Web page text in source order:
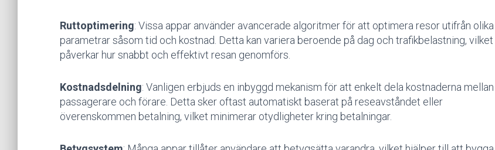
Ruttoptimering: Vissa appar använder avancerade algoritmer för att optimera resor utifrån olika
parametrar såsom tid och kostnad. Detta kan variera beroende på dag och trafikbelastning, vilket
påverkar hur snabbt och effektivt resan genomförs.
Kostnadsdelning: Vanligen erbjuds en inbyggd mekanism för att enkelt dela kostnaderna mellan
passagerare och förare. Detta sker oftast automatiskt baserat på reseavståndet eller
överenskommen betalning, vilket minimerar otydligheter kring betalningar.